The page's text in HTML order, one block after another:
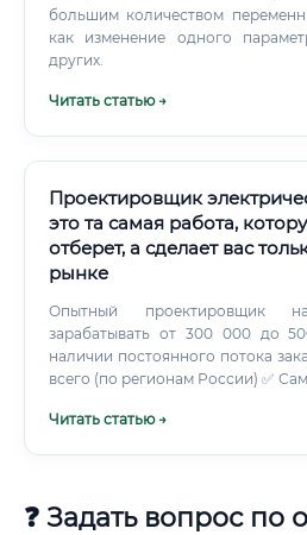
большим количеством
как изменение одного
других.
Читать статью →
Проектировщик
это та самая работа,
отберет, а сделает вас
рынке
Опытный проектировщик
зарабатывать от 300 000 до
наличии постоянного потока
всего (по регионам России) ✅ Самые высокие доходы — в
Читать статью →
❓ Задать вопрос по